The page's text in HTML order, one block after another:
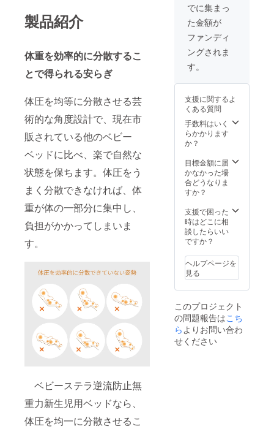
製品紹介
体重を効率的に分散するこ
とで得られる安らぎ
体圧を均等に分散させる芸
術的な角度設計で、現在市
販されている他のベビー
ベッドに比べ、楽で自然な
状態を保ちます。体圧をう
まく分散できなければ、体
重が体の一部分に集中し、
負担がかかってしまいま
す。
ベビーステラ逆流防止無
重力新生児用ベッドなら、
体圧を均一に分散させるこ
でに集まっ
た金額が
ファンディ
ングされま
す。
支援に関するよ
くある質問
手数料はいく
らかかります
か？
目標金額に届
かなかった場
合どうなりま
すか？
支援で困った
時はどこに相
談したらいい
ですか？
ヘルプページを
見る
このプロジェクト
の問題報告はこち
ら よりお問い合わ
せください